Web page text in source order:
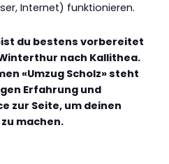
Internet) funktionieren.
du bestens vorbereitet
nach Kallithea.
«Umzug Scholz» steht
Erfahrung und
zur Seite, um deinen
machen.